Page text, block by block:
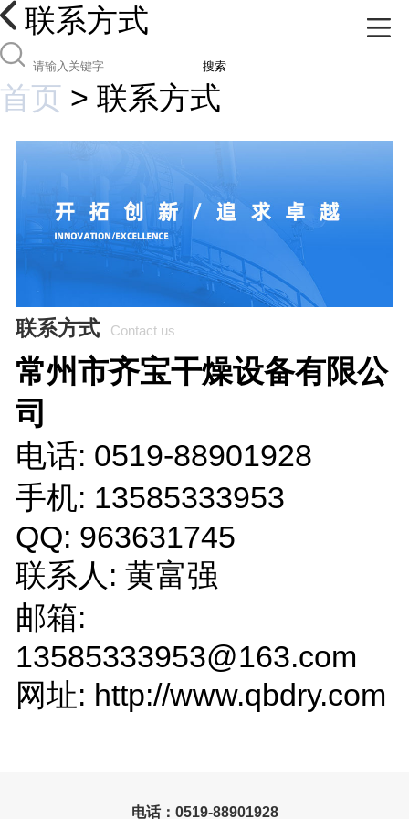
联系方式
搜索
首页 > 联系方式
联系方式 Contact us
常州市齐宝干燥设备有限公
司
电话: 0519-88901928
手机: 13585333953
QQ: 963631745
联系人: 黄富强
邮箱:
13585333953@163.com
网址: http://www.qbdry.com
电话：0519-88901928